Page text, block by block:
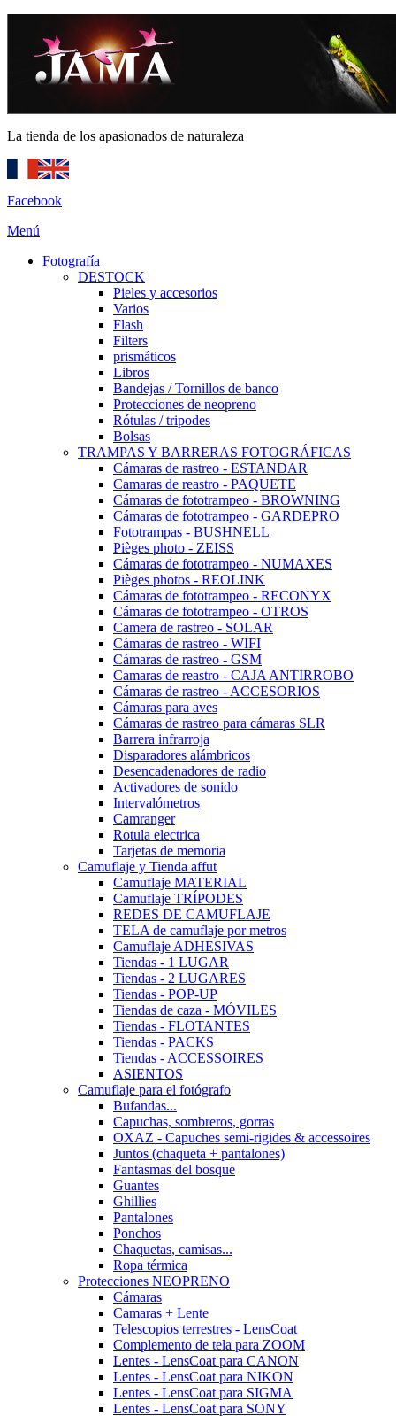
La tienda de los apasionados de naturaleza
Facebook
Menú
Fotografía
DESTOCK
Pieles y accesorios
Varios
Flash
Filters
prismáticos
Libros
Bandejas / Tornillos de banco
Protecciones de neopreno
Rótulas / tripodes
Bolsas
TRAMPAS Y BARRERAS FOTOGRÁFICAS
Cámaras de rastreo - ESTANDAR
Camaras de reastro - PAQUETE
Cámaras de fototrampeo - BROWNING
Cámaras de fototrampeo - GARDEPRO
Fototrampas - BUSHNELL
Pièges photo - ZEISS
Cámaras de fototrampeo - NUMAXES
Pièges photos - REOLINK
Cámaras de fototrampeo - RECONYX
Cámaras de fototrampeo - OTROS
Camera de rastreo - SOLAR
Cámaras de rastreo - WIFI
Cámaras de rastreo - GSM
Camaras de reastro - CAJA ANTIRROBO
Cámaras de rastreo - ACCESORIOS
Cámaras para aves
Cámaras de rastreo para cámaras SLR
Barrera infrarroja
Disparadores alámbricos
Desencadenadores de radio
Activadores de sonido
Intervalómetros
Camranger
Rotula electrica
Tarjetas de memoria
Camuflaje y Tienda affut
Camuflaje MATERIAL
Camuflaje TRÍPODES
REDES DE CAMUFLAJE
TELA de camuflaje por metros
Camuflaje ADHESIVAS
Tiendas - 1 LUGAR
Tiendas - 2 LUGARES
Tiendas - POP-UP
Tiendas de caza - MÓVILES
Tiendas - FLOTANTES
Tiendas - PACKS
Tiendas - ACCESSOIRES
ASIENTOS
Camuflaje para el fotógrafo
Bufandas...
Capuchas, sombreros, gorras
OXAZ - Capuches semi-rigides & accessoires
Juntos (chaqueta + pantalones)
Fantasmas del bosque
Guantes
Ghillies
Pantalones
Ponchos
Chaquetas, camisas...
Ropa térmica
Protecciones NEOPRENO
Cámaras
Camaras + Lente
Telescopios terrestres - LensCoat
Complemento de tela para ZOOM
Lentes - LensCoat para CANON
Lentes - LensCoat para NIKON
Lentes - LensCoat para SIGMA
Lentes - LensCoat para SONY